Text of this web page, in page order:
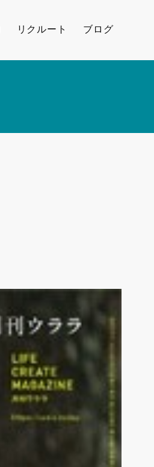
リクルート ブログ